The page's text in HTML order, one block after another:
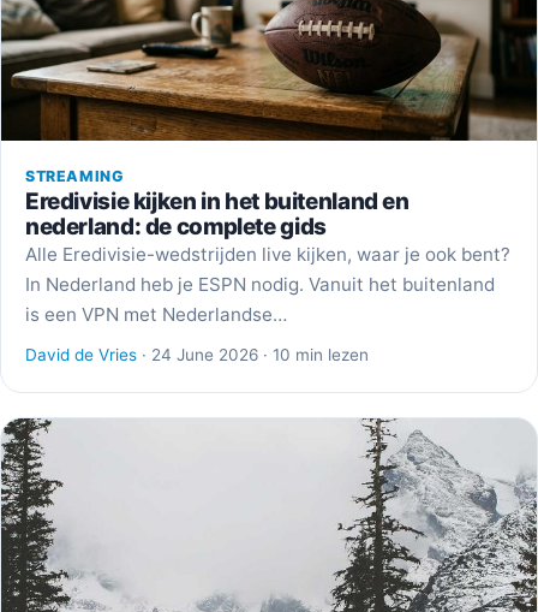
STREAMING
Eredivisie kijken in het buitenland en
nederland: de complete gids
Alle Eredivisie-wedstrijden live kijken, waar je ook bent?
In Nederland heb je ESPN nodig. Vanuit het buitenland
is een VPN met Nederlandse…
David de Vries · 24 June 2026 · 10 min lezen